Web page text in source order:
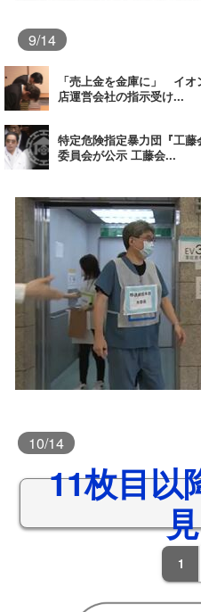
9/14
「売上金を金庫に」 イ
店運営会社の指示受け...
特定危険指定暴力団『工
委員会が公示 工藤会...
10/14
11枚目以
1